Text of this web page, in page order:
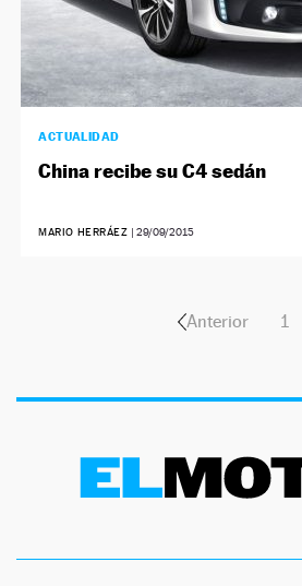
ACTUALIDAD
China recibe su C4 sedán
MARIO HERRÁEZ | 29/09/2015
Anterior 1